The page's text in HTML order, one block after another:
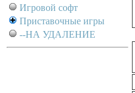
Игровой софт
Приставочные игры
--НА УДАЛЕНИЕ